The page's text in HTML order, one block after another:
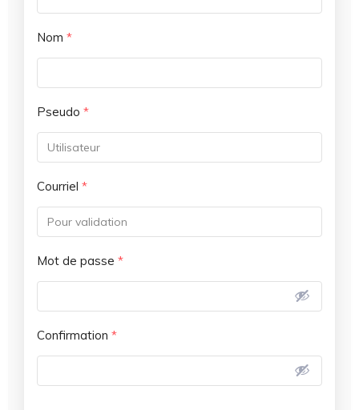
Nom *
Pseudo *
Courriel *
Mot de passe *
Confirmation *